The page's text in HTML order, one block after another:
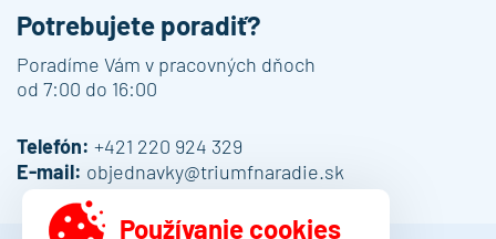
Potrebujete poradiť?
Poradíme Vám v pracovných dňoch
od 7:00 do 16:00
Telefón: +421 220 924 329
E-mail: objednavky@triumfnaradie.sk
Používanie cookies